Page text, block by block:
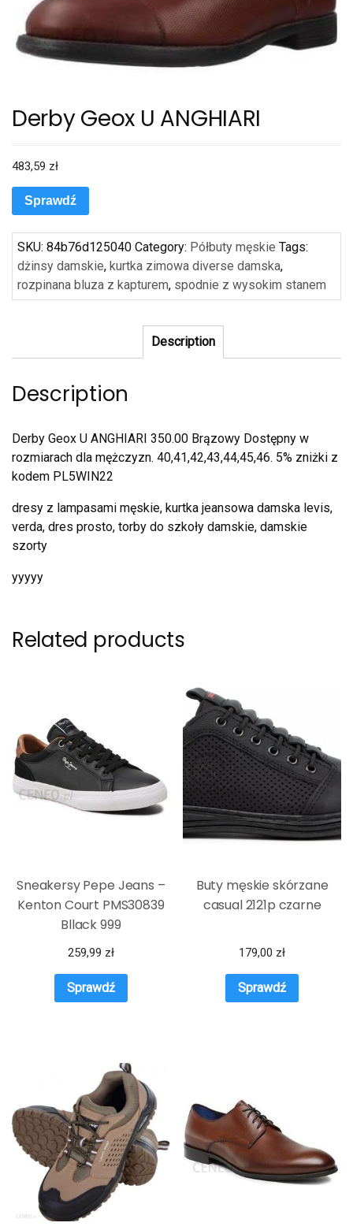
Derby Geox U ANGHIARI
483,59 zł
Sprawdź
SKU: 84b76d125040 Category: Półbuty męskie Tags:
dżinsy damskie, kurtka zimowa diverse damska,
rozpinana bluza z kapturem, spodnie z wysokim stanem
Description
Description
Derby Geox U ANGHIARI 350.00 Brązowy Dostępny w
rozmiarach dla mężczyzn. 40,41,42,43,44,45,46. 5% zniżki z
kodem PL5WIN22
dresy z lampasami męskie, kurtka jeansowa damska levis,
verda, dres prosto, torby do szkoły damskie, damskie
szorty
yyyyy
Related products
Sneakersy Pepe Jeans –
Kenton Court PMS30839
Bllack 999
259,99 zł
Sprawdź
Buty męskie skórzane
casual 2121p czarne
179,00 zł
Sprawdź